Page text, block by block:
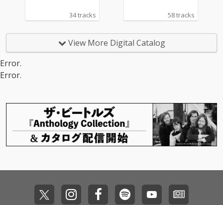
34 tracks 58 tracks
View More Digital Catalog
Error.
Error.